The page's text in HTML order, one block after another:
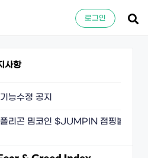
로그인
사항
기능수정 공지
폴리곤 밈코인 $JUMPIN 점핑볼이 쏜